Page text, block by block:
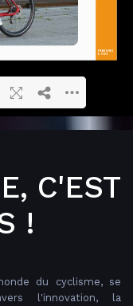
C'EST
!
du cyclisme, se
l'innovation, la